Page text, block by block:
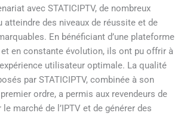
avec STATICIPTV, de nombreux
atteindre des niveaux de réussite et de
En bénéficiant d’une plateforme
en constante évolution, ils ont pu offrir à
utilisateur optimale. La qualité
par STATICIPTV, combinée à son
ordre, a permis aux revendeurs de
marché de l’IPTV et de générer des